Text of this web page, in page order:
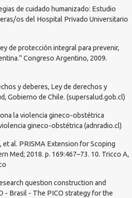
de cuidado humanizado: Estudio
os del Hospital Privado Universitario
de protección integral para prevenir,
Congreso Argentino, 2009.
y deberes, Ley de derechos y
Gobierno de Chile. (supersalud.gob.cl)
la violencia gineco-obstétrica
gineco-obstétrica (adnradio.cl)
et al. PRISMA Extension for Scoping
Med; 2018. p. 169:467–73. 10. Tricco A,
question construction and
- Brasil - The PICO strategy for the